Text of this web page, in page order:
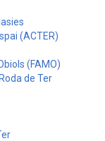
(ACTER)
(FAMO)
de Ter